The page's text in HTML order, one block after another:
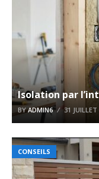
Isolation par
BYADMIN6 31
CONSEILS